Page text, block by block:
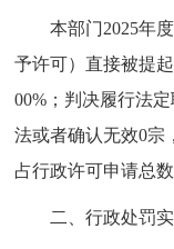
本部门2025年
予许可）直接被提
00%；判决履行法
法或者确认无效0宗
占行政许可申请总数
二、行政处罚